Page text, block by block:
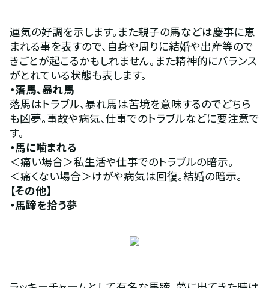
運気の好調を示します。また親子の馬などは慶事に恵
まれる事を表すので、自身や周りに結婚や出産等ので
きごとが起こるかもしれません。また精神的にバランス
がとれている状態も表します。
・落馬、暴れ馬
落馬はトラブル、暴れ馬は苦境を意味するのでどちら
も凶夢。事故や病気、仕事でのトラブルなどに要注意で
す。
・馬に噛まれる
＜痛い場合＞私生活や仕事でのトラブルの暗示。
＜痛くない場合＞けがや病気は回復。結婚の暗示。
【その他】
・馬蹄を拾う夢